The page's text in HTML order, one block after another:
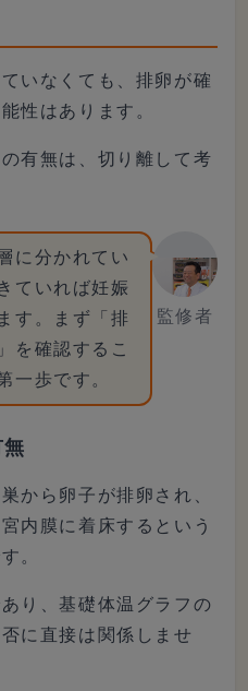
いなくても、排卵が確
性はあります。
有無は、切り離して考
に分かれてい
ていれば妊娠
す。まず「排
を確認するこ
一歩です。
監修者
から卵子が排卵され、
内膜に着床するという
。
り、基礎体温グラフの
に直接は関係しませ